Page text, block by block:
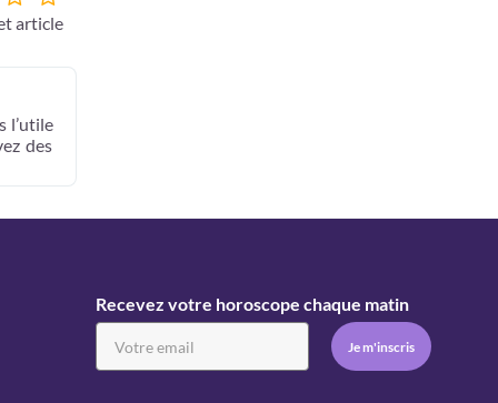
article
l’utile
des
Recevez votre horoscope chaque matin